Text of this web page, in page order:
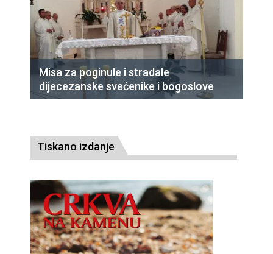
Misa za poginule i stradale
dijecezanske svećenike i bogoslove
Tiskano izdanje